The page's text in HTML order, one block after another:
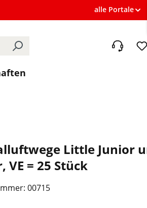
alle Portale
Little Junior
VE = 25 Stück
00715